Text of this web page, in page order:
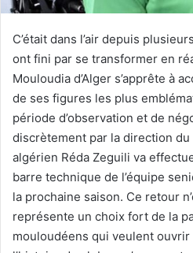
C’était dans l’air depuis
ont fini par se transformer en
Mouloudia d’Alger s’apprête à
de ses figures les plus
période d’observation et de
discrètement par la direction du
algérien Réda Zeguili va
barre technique de l’équipe
la prochaine saison. Ce retour
représente un choix fort de la
mouloudéens qui veulent